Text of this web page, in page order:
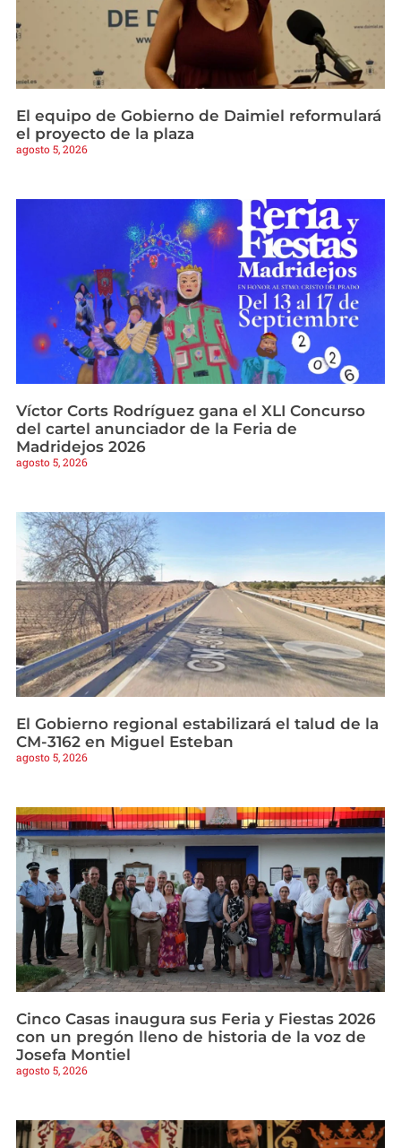
El equipo de Gobierno de Daimiel reformulará
el proyecto de la plaza
agosto 5, 2026
Víctor Corts Rodríguez gana el XLI Concurso
del cartel anunciador de la Feria de
Madridejos 2026
agosto 5, 2026
El Gobierno regional estabilizará el talud de la
CM-3162 en Miguel Esteban
agosto 5, 2026
Cinco Casas inaugura sus Feria y Fiestas 2026
con un pregón lleno de historia de la voz de
Josefa Montiel
agosto 5, 2026